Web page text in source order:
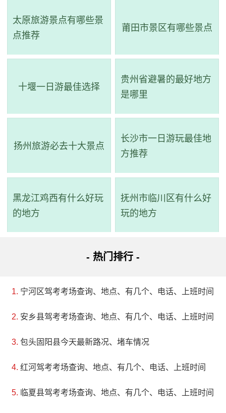
石”、“龙凤呈祥”、“蝙蝠粪山”、“钟乳石年轮”、“龙衣”等自然
风情游、龙洞惊奇探险游、龙山攀崖拾趣游、河湾戏水碧州
太原旅游景点有哪些景
点推荐
莆田市景区有哪些景点
十堰一日游最佳选择
贵州省避暑的最好地方
是哪里
扬州旅游必去十大景点
长沙市一日游玩最佳地
方推荐
黑龙江鸡西有什么好玩
的地方
抚州市临川区有什么好
玩的地方
- 热门排行 -
宁河区驾考考场查询、地点、有几个、电话、上班时间
安乡县驾考考场查询、地点、有几个、电话、上班时间
包头固阳县今天最新路况、堵车情况
红河驾考考场查询、地点、有几个、电话、上班时间
临夏县驾考考场查询、地点、有几个、电话、上班时间